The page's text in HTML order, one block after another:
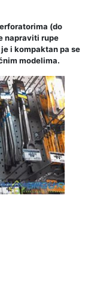
(do
napraviti rupe
i kompaktan pa se
modelima.